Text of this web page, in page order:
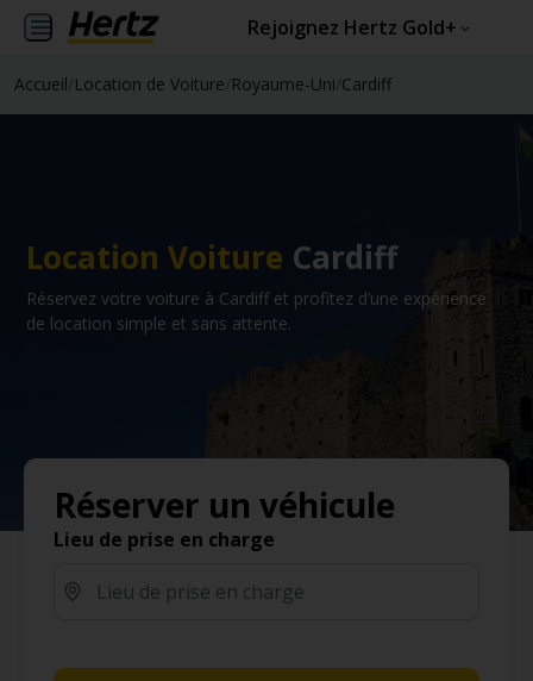
Rejoignez Hertz Gold+
Accueil Location de Voiture Royaume-Uni Cardiff
Location Voiture Cardiff
Réservez votre voiture à Cardiff et profitez d’une expérience
de location simple et sans attente.
Réserver un véhicule
Lieu de prise en charge